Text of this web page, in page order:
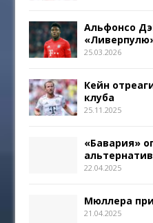
Альфонсо
25.03.2026
Кейн
клуба
25.11.2025
«Бавария»
22.04.2025
Мюллера
21.04.2025